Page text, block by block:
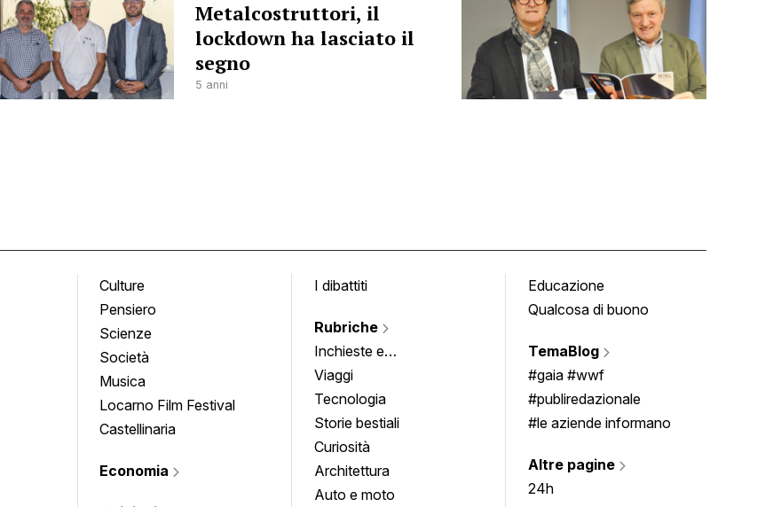
Metalcostruttori, il
lockdown ha lasciato il
segno
5 anni
Culture
Pensiero
Scienze
Società
Musica
Locarno Film Festival
Castellinaria
Economia
I dibattiti
Rubriche
Inchieste e
approfondimenti
Viaggi
Tecnologia
Storie bestiali
Curiosità
Architettura
Auto e moto
Educazione
Qualcosa di buono
TemaBlog
#gaia #wwf
#publiredazionale
#le aziende informano
Altre pagine
24h